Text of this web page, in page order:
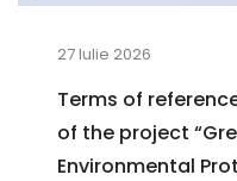
27 Iulie 2026
Terms of
of the project
Environmental